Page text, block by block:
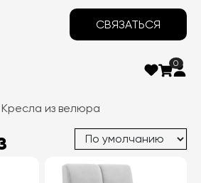
СВЯЗАТЬСЯ
0
из велюра